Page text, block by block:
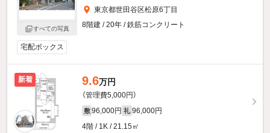
すべての写真
東京都世田谷区松原6丁目
8階建 / 20年 / 鉄筋コンクリート
宅配ボックス
新着 9.6万円
（管理費5,000円）
敷 96,000円 礼 96,000円
4階 / 1K / 21.15㎡